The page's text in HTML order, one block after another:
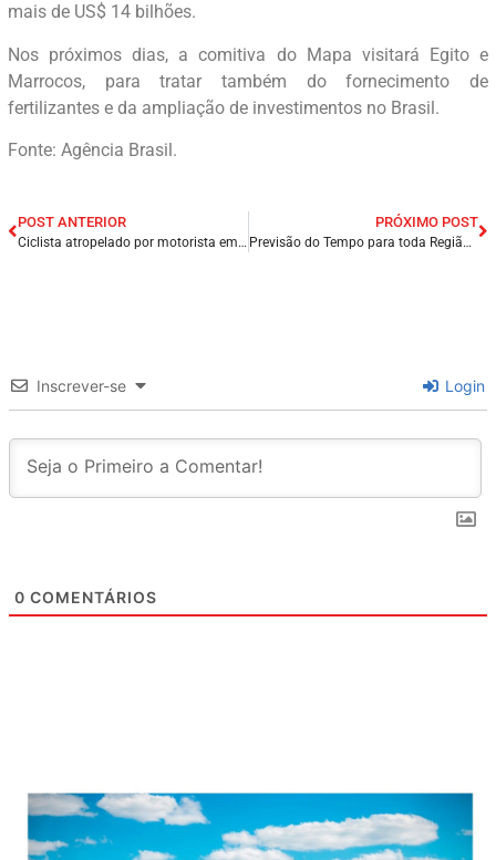
mais de US$ 14 bilhões.
Nos próximos dias, a comitiva do Mapa visitará Egito e
Marrocos, para tratar também do fornecimento de
fertilizantes e da ampliação de investimentos no Brasil.
Fonte: Agência Brasil.
POST ANTERIOR
Ciclista atropelado por motorista embriagado na BR-343 deixa a UTI, mas segue internado em Teresina/PI.
PRÓXIMO POST
Previsão do Tempo para toda Região Nordeste neste Domingo (07/05).
Inscrever-se Login
0 COMENTÁRIOS